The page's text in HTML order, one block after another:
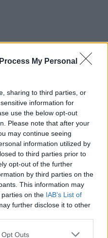
My Personal
sharing to third parties, or
information for
use the below opt-out
Please note that after your
may continue seeing
information utilized by
to third parties prior to
opt-out of the further
by third parties on the
This information may
on the IAB’s List of
further disclose it to other
Outs